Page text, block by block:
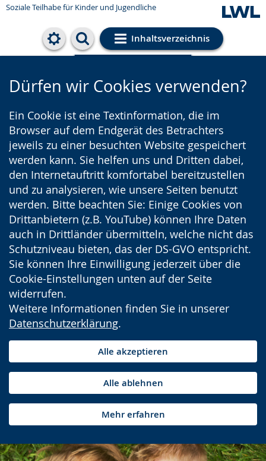
Soziale Teilhabe für Kinder und Jugendliche
Inhaltsverzeichnis
Cookie-Einstellungen
Dürfen wir Cookies verwenden?
Ein Cookie ist eine Textinformation, die im
Browser auf dem Endgerät des Betrachters
jeweils zu einer besuchten Website gespeichert
werden kann. Sie helfen uns und Dritten dabei,
den Internetauftritt komfortabel bereitzustellen
und zu analysieren, wie unsere Seiten benutzt
werden. Bitte beachten Sie: Einige Cookies von
Drittanbietern (z.B. YouTube) können Ihre Daten
auch in Drittländer übermitteln, welche nicht das
Schutzniveau bieten, das der DS-GVO entspricht.
Sie können Ihre Einwilligung jederzeit über die
Cookie-Einstellungen unten auf der Seite
widerrufen.
Weitere Informationen finden Sie in unserer
Datenschutzerklärung.
Alle akzeptieren
Alle ablehnen
Mehr erfahren